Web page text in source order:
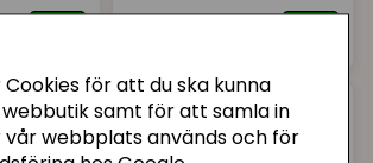
för att du ska kunna
samt för att samla in
webbplats används och för